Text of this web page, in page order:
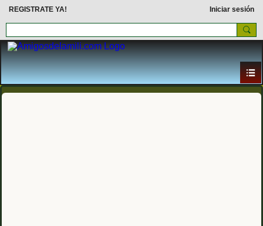
REGISTRATE YA! Iniciar sesión